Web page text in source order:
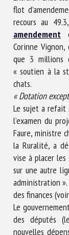
flot
recours au
amendement
Corinne
que 3 millions
« soutien à la
chats.
« Dotation
Le sujet a refait
l’examen du
Faure, ministre
la Ruralité, a
vise à placer les
sur une autre
administration
des finances
Le
des députés
nouvelles
Prénom *
Organisme *
E-mail *
En
informations
relation avec le
Les champs